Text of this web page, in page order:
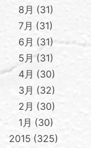
8月
31
7月
31
6月
31
5月
31
4月
30
3月
32
2月
30
1月
30
2015 325